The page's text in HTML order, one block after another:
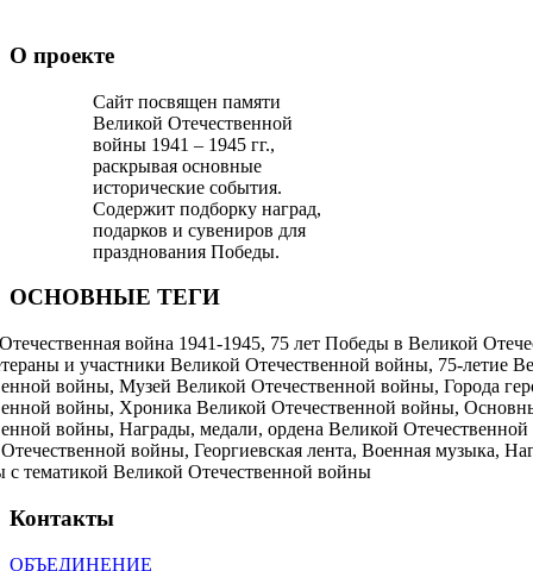
О проекте
Сайт посвящен памяти
Великой Отечественной
войны 1941 – 1945 гг.,
раскрывая основные
исторические события.
Содержит подборку наград,
подарков и сувениров для
празднования Победы.
ОСНОВНЫЕ ТЕГИ
война 1941-1945, 75 лет Победы в Великой
и участники Великой Отечественной войны, 75-летие
войны, Музей Великой Отечественной войны, Города
войны, Хроника Великой Отечественной войны,
войны, Награды, медали, ордена Великой
войны, Георгиевская лента, Военная музыка,
с тематикой Великой Отечественной войны
Контакты
ОБЪЕДИНЕНИЕ